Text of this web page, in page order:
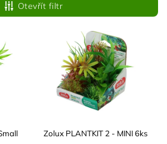
Otevřít filtr
Zolux PLANTKIT 2 - MINI 6ks